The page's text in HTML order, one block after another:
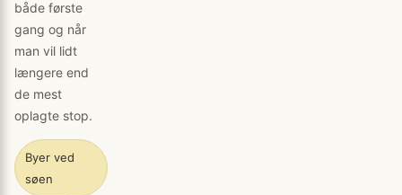
både første
gang og når
man vil lidt
længere end
de mest
oplagte stop.
Byer ved
søen